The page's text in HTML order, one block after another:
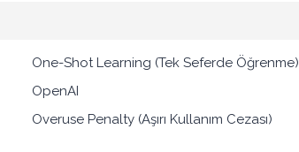
One-Shot Learning (Tek Seferde Öğrenme)
OpenAI
Overuse Penalty (Aşırı Kullanım Cezası)